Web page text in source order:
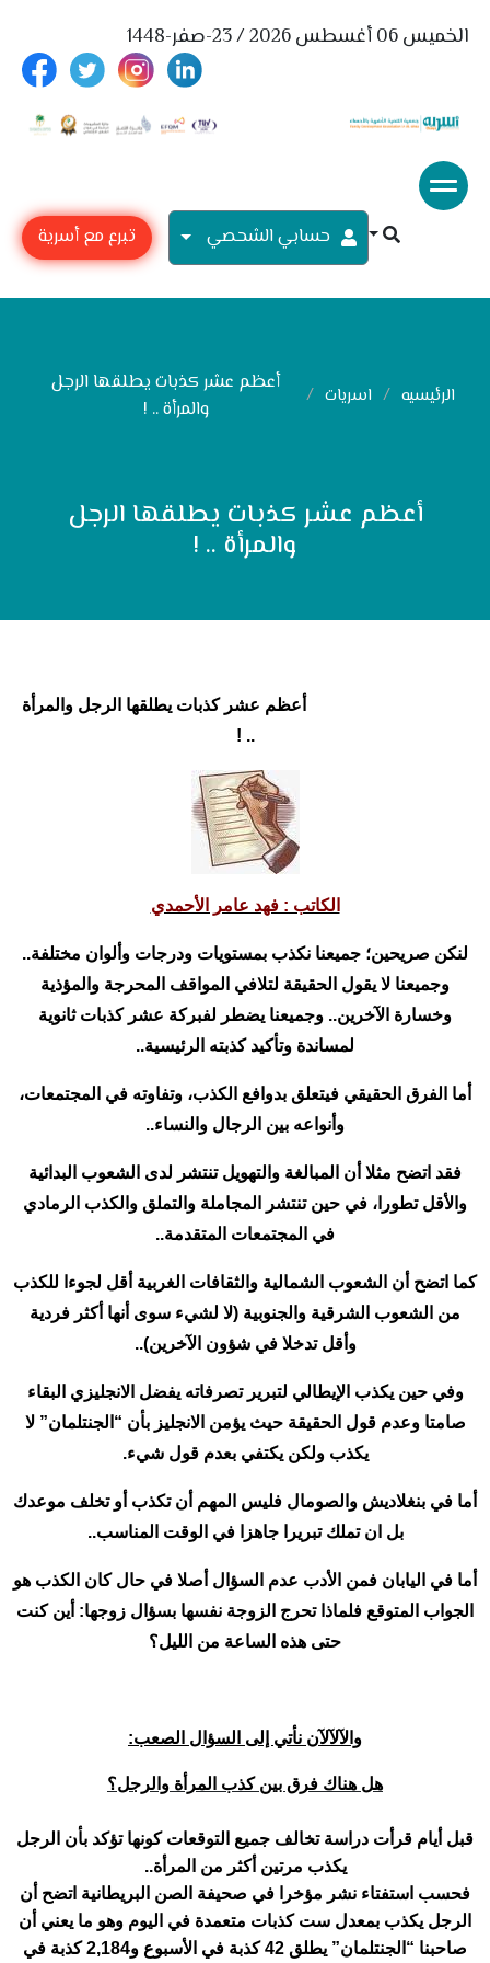
الخميس 06 أغسطس 2026 / 23-صفر-1448
حسابي الشحصي تبرع مع أسرية
الرئيسيه اسريات
أعظم عشر كذبات يطلقها الرجل
والمرأة .. !
أعظم عشر كذبات يطلقها الرجل
والمرأة .. !
أعظم عشر كذبات يطلقها الرجل والمرأة
.. !
الكاتب : فهد عامر الأحمدي
لنكن صريحين؛ جميعنا نكذب بمستويات ودرجات وألوان مختلفة..
وجميعنا لا يقول الحقيقة لتلافي المواقف المحرجة والمؤذية
وخسارة الآخرين.. وجميعنا يضطر لفبركة عشر كذبات ثانوية
لمساندة وتأكيد كذبته الرئيسية..
أما الفرق الحقيقي فيتعلق بدوافع الكذب، وتفاوته في المجتمعات،
وأنواعه بين الرجال والنساء..
فقد اتضح مثلا أن المبالغة والتهويل تنتشر لدى الشعوب البدائية
والأقل تطورا، في حين تنتشر المجاملة والتملق والكذب الرمادي
في المجتمعات المتقدمة..
كما اتضح أن الشعوب الشمالية والثقافات الغربية أقل لجوءا للكذب
من الشعوب الشرقية والجنوبية (لا لشيء سوى أنها أكثر فردية
وأقل تدخلا في شؤون الآخرين)..
وفي حين يكذب الإيطالي لتبرير تصرفاته يفضل الانجليزي البقاء
صامتا وعدم قول الحقيقة حيث يؤمن الانجليز بأن “الجنتلمان” لا
يكذب ولكن يكتفي بعدم قول شيء.
أما في بنغلاديش والصومال فليس المهم أن تكذب أو تخلف موعدك
بل ان تملك تبريرا جاهزا في الوقت المناسب..
أما في اليابان فمن الأدب عدم السؤال أصلا في حال كان الكذب هو
الجواب المتوقع فلماذا تحرج الزوجة نفسها بسؤال زوجها: أين كنت
حتى هذه الساعة من الليل؟
والآلآلآن نأتي إلى السؤال الصعب:
هل هناك فرق بين كذب المرأة والرجل؟
قبل أيام قرأت دراسة تخالف جميع التوقعات كونها تؤكد بأن الرجل
يكذب مرتين أكثر من المرأة..
فحسب استفتاء نشر مؤخرا في صحيفة الصن البريطانية اتضح أن
الرجل يكذب بمعدل ست كذبات متعمدة في اليوم وهو ما يعني أن
صاحبنا “الجنتلمان” يطلق 42 كذبة في الأسبوع و2,184 كذبة في